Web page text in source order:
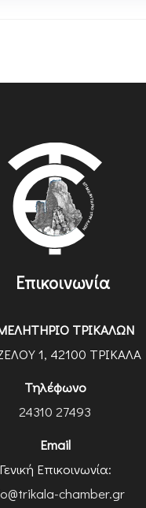
Επικοινωνία
ΤΡΙΚΑΛΩΝ
1, 42100 ΤΡΙΚΑΛΑ
Τηλέφωνο
24310 27493
Email
Γενική Επικοινωνία:
chamber.gr